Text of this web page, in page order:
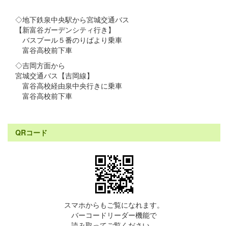
◇地下鉄泉中央駅から宮城交通バス
【新富谷ガーデンシティ行き】
バスプール５番のりばより乗車
富谷高校前下車
◇吉岡方面から
宮城交通バス【吉岡線】
富谷高校経由泉中央行きに乗車
富谷高校前下車
QRコード
スマホからもご覧になれます。
バーコードリーダー機能で